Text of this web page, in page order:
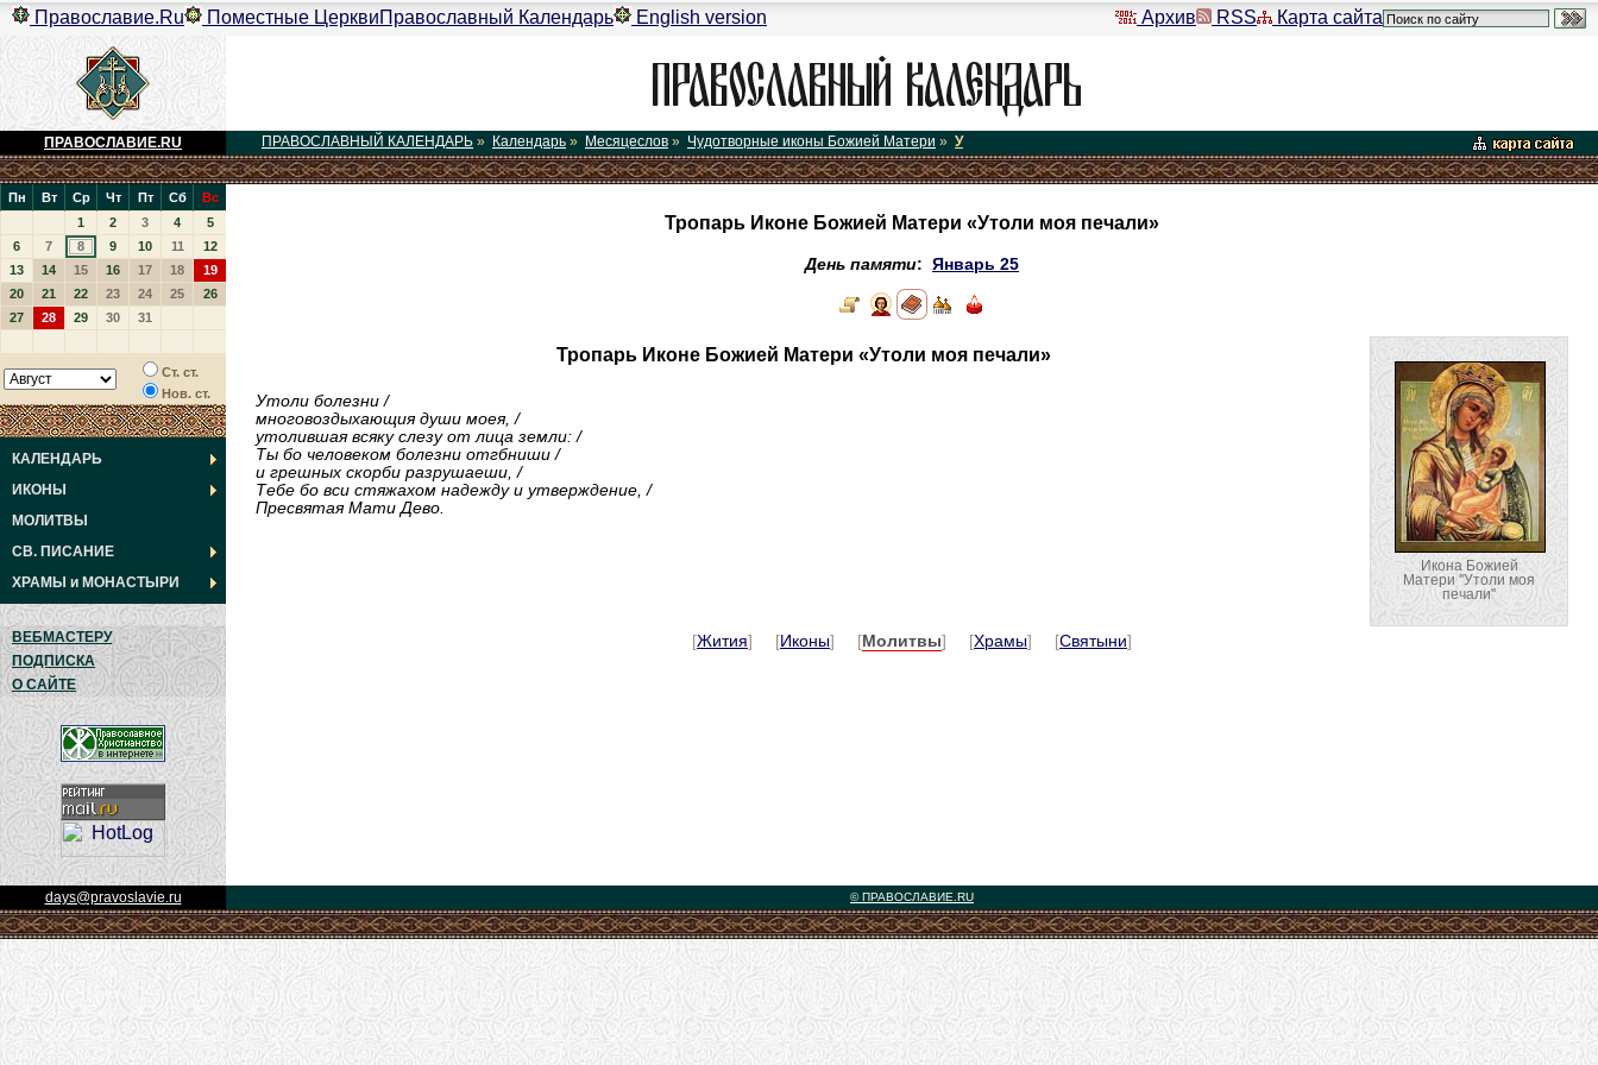
Архив RSS Карта сайта
Православие.Ru Поместные ЦерквиПравославный Календарь English version
ПРАВОСЛАВИЕ.RU ПРАВОСЛАВНЫЙ КАЛЕНДАРЬ » Календарь » Месяцеслов » Чудотворные иконы Божией Матери » У
Пн Вт Ср Чт Пт Сб
Вс
1
2 3 4
5
6
7 8 9 10 11
12
13
14 15 16 17 18
19
20
21 22 23 24 25
26
27
28 29 30 31
Ст. ст.
Нов. ст.
КАЛЕНДАРЬ
ИКОНЫ
МОЛИТВЫ
СВ. ПИСАНИЕ
ХРАМЫ и МОНАСТЫРИ
ВЕБМАСТЕРУ
ПОДПИСКА
О САЙТЕ
Тропарь Иконе Божией Матери «Утоли моя печали»
День памяти: Январь 25
Икона Божией
Матери ''Утоли моя
печали''
Тропарь Иконе Божией Матери «Утоли моя печали»
Утоли болезни /
многовоздыхающия души моея, /
утолившая всяку слезу от лица земли: /
Ты бо человеком болезни отгбниши /
и грешных скорби разрушаеши, /
Тебе бо вси стяжахом надежду и утверждение, /
Пресвятая Мати Дево.
[Жития] [Иконы] [Молитвы] [Храмы] [Святыни]
days@pravoslavie.ru © ПРАВОСЛАВИЕ.RU